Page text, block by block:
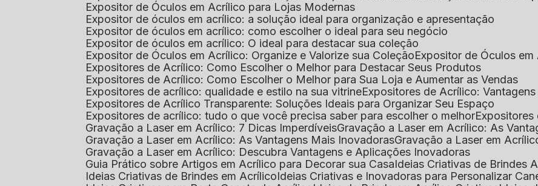
Expositor de Óculos em Acrílico para Lojas Modernas
Expositor de óculos em acrílico: a solução ideal para organização e apresentação
Expositor de óculos em acrílico: como escolher o ideal para seu negócio
Expositor de óculos em acrílico: O ideal para destacar sua coleção
Expositor de Óculos em Acrílico: Organize e Valorize sua Coleção Expositor de Óculos
Expositores de Acrílico: Como Escolher o Melhor para Destacar Seus Produtos
Expositores de Acrílico: Como Escolher o Melhor para Sua Loja e Aumentar as Vendas
Expositores de acrílico: qualidade e estilo na sua vitrine Expositores de Acrílico:
Expositores de Acrílico Transparente: Soluções Ideais para Organizar Seu Espaço
Expositores de acrílico: tudo o que você precisa saber para escolher o melhor
Gravação a Laser em Acrílico: 7 Dicas Imperdíveis
Gravação a Laser em Acrílico: As
Gravação a Laser em Acrílico: As Vantagens Mais Inovadoras
Gravação a Laser em
Gravação a Laser em Acrílico: Descubra Vantagens e Aplicações Inovadoras
Guia Prático sobre Artigos em Acrílico para Decorar sua Casa Ideias Criativas de Brindes
Ideias Criativas de Brindes em Acrílico Ideias Criativas e Inovadoras para Personalizar